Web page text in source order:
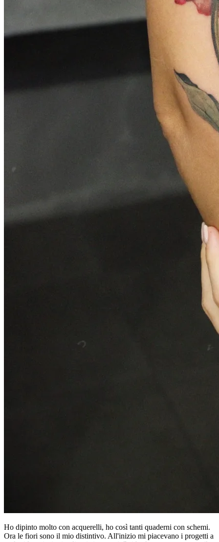
Ho dipinto molto con acquerelli, ho così tanti quaderni con schemi.
Ora le fiori sono il mio distintivo. All'inizio mi piacevano i progetti a